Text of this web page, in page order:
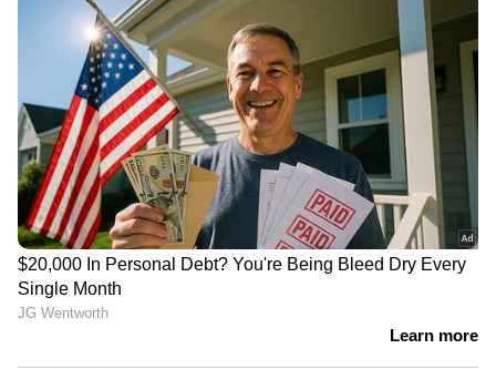
'ഷിജിലിന്റെ കുടുംബം
ആവശ്യപ്പെടുന്ന 10
മത്സ്യത്തൊഴിലാളികളെ കൂടി
തെരച്ചിലിൽ ഉൾപ്പെടുത്തും'